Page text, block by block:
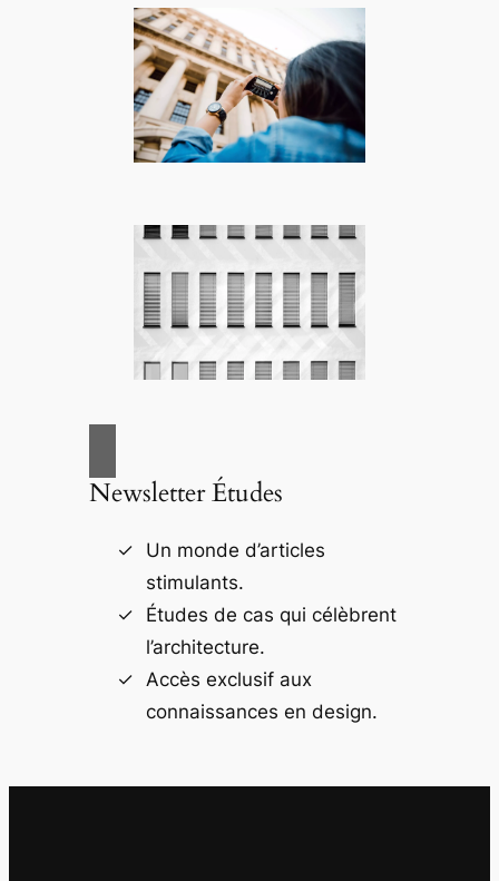
Newsletter Études
Un monde d’articles
stimulants.
Études de cas qui célèbrent
l’architecture.
Accès exclusif aux
connaissances en design.